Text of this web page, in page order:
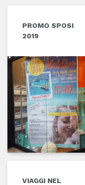
PROMO SPOSI
2019
VIAGGI NEL